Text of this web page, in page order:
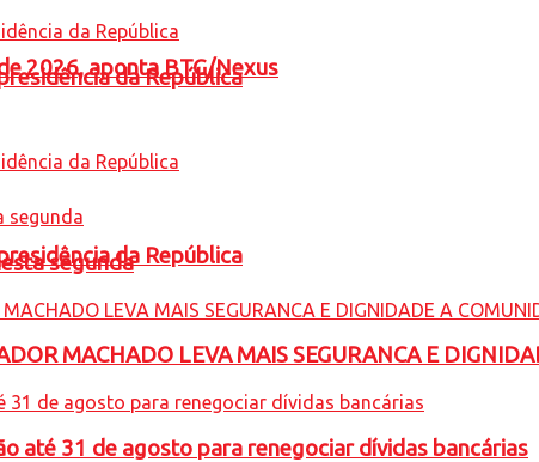
2026, aponta BTG/Nexus
da República
da República
segunda
MACHADO LEVA MAIS SEGURANCA E
até 31 de agosto para renegociar dívidas bancárias